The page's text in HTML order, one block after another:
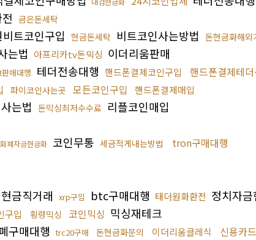
금은돈세탁
트코인구입 현금돈세탁 비트코인사는방법 돈현금화해외
는법 아프리카tv돈믹싱 이더리움판매
매대행 테더전송대행 핸드폰결제코인구입 핸드폰결제테더
파이코인사는곳 모든코인구입
핸드폰결제매입
는법 돈믹싱최저수수료 리플코인매입
폐자금현금화 코인무통 세금적게내는방법 tron구매대행
금직거래 xrp구입 btc구매대행 태더원화환전 정치자
구입 횡령믹싱 코인믹싱 믹싱재테크
구매대행 trc20구매 돈현금화문의 이더리움클레식 신용카